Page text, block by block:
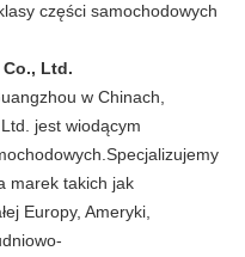
części samochodowych
Ltd.
w Chinach,
jest wiodącym
marek takich jak
Europy, Ameryki,